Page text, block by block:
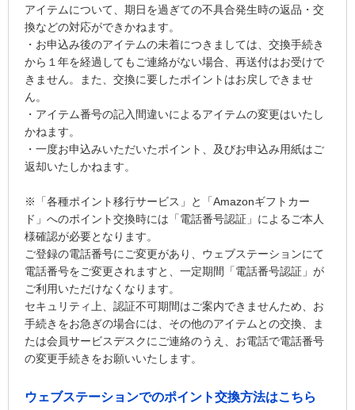
アイテムについて、期日を過ぎての不具合発生時の返品・交
換などの対応ができかねます。
・お申込み後のアイテムの未着につきましては、交換手続き
から１年を経過してもご連絡がない場合、再送付はお受けで
きません。また、交換に要したポイントはお戻しできませ
ん。
・アイテム番号の記入間違いによるアイテムの変更はいたし
かねます。
・一度お申込みいただいたポイント、及びお申込み用紙はご
返却いたしかねます。
※「各種ポイント移行サービス」と「Amazonギフトカー
ド」へのポイント交換時には「電話番号認証」によるご本人
様確認が必要となります。
ご登録の電話番号にご変更があり、ウェブステーションにて
電話番号をご変更されますと、一定期間「電話番号認証」が
ご利用いただけなくなります。
セキュリティ上、認証不可期間はご案内できませんため、お
手続きをお急ぎの場合には、その他のアイテムとの交換、ま
たは会員サービスデスクにご連絡のうえ、お電話で電話番号
の変更手続きをお願いいたします。
ウェブステーションでのポイント交換方法はこちら